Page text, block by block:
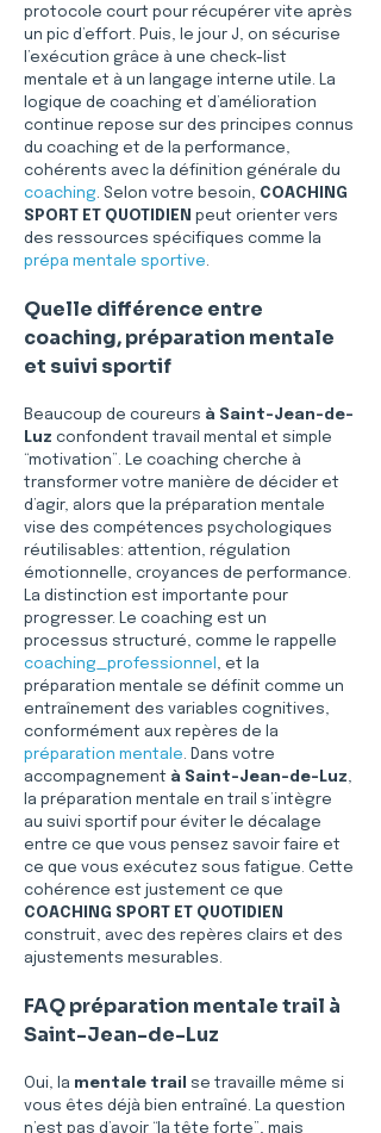
protocole court pour récupérer vite après
un pic d’effort. Puis, le jour J, on sécurise
l’exécution grâce à une check-list
mentale et à un langage interne utile. La
logique de coaching et d’amélioration
continue repose sur des principes connus
du coaching et de la performance,
cohérents avec la définition générale du
coaching. Selon votre besoin, COACHING
SPORT ET QUOTIDIEN peut orienter vers
des ressources spécifiques comme la
prépa mentale sportive.
Quelle différence entre
coaching, préparation mentale
et suivi sportif
Beaucoup de coureurs à Saint-Jean-de-
Luz confondent travail mental et simple
“motivation”. Le coaching cherche à
transformer votre manière de décider et
d’agir, alors que la préparation mentale
vise des compétences psychologiques
réutilisables: attention, régulation
émotionnelle, croyances de performance.
La distinction est importante pour
progresser. Le coaching est un
processus structuré, comme le rappelle
coaching_professionnel , et la
préparation mentale se définit comme un
entraînement des variables cognitives,
conformément aux repères de la
préparation mentale. Dans votre
accompagnement à Saint-Jean-de-Luz,
la préparation mentale en trail s’intègre
au suivi sportif pour éviter le décalage
entre ce que vous pensez savoir faire et
ce que vous exécutez sous fatigue. Cette
cohérence est justement ce que
COACHING SPORT ET QUOTIDIEN
construit, avec des repères clairs et des
ajustements mesurables.
FAQ préparation mentale trail à
Saint-Jean-de-Luz
Oui, la mentale trail
se travaille même si
vous êtes déjà bien entraîné. La question
n’est pas d’avoir “la tête forte”, mais